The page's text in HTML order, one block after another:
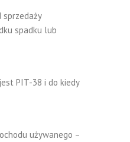
sprzedaży
spadku lub
PIT-38 i do kiedy
używanego –